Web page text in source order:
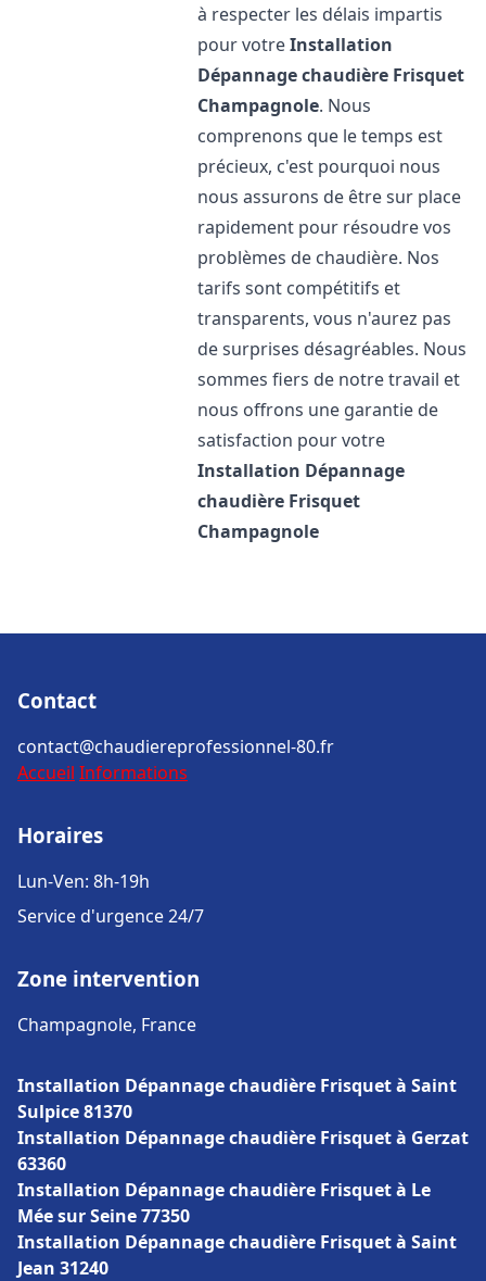
à respecter les délais impartis
pour votreInstallation
Dépannage chaudière Frisquet
Champagnole. Nous
comprenons que le temps est
précieux, c'est pourquoi nous
nous assurons de être sur place
rapidement pour résoudre vos
problèmes de chaudière. Nos
tarifs sont compétitifs et
transparents, vous n'aurez pas
de surprises désagréables. Nous
sommes fiers de notre travail et
nous offrons une garantie de
satisfaction pour votre
Installation Dépannage
chaudière Frisquet
Champagnole
Contact
contact@chaudiereprofessionnel-80.fr
Accueil Informations
Horaires
Lun-Ven: 8h-19h
Service d'urgence 24/7
Zone intervention
Champagnole, France
Installation Dépannage chaudière Frisquet à Saint
Sulpice 81370
Installation Dépannage chaudière Frisquet à Gerzat
63360
Installation Dépannage chaudière Frisquet à Le
Mée sur Seine 77350
Installation Dépannage chaudière Frisquet à Saint
Jean 31240